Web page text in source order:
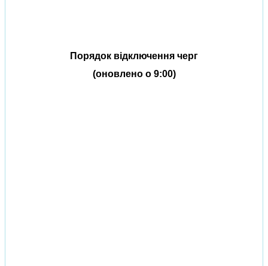
Порядок відключення черг
(оновлено о 9:00)